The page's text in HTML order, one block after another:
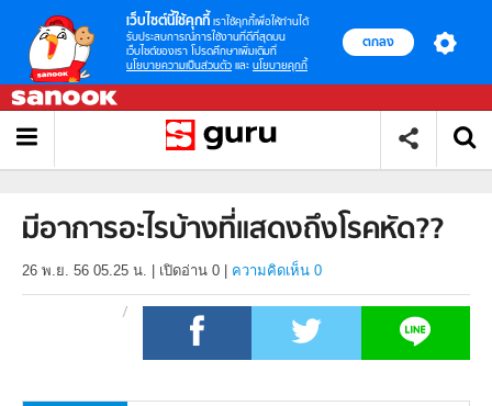
เว็บไซต์นี้ใช้คุกกี้ เราใช้คุกกี้เพื่อให้ท่านได้
รับประสบการณ์การใช้งานที่ดีที่สุดบน
เว็บไซต์ของเรา โปรดศึกษาเพิ่มเติมที่
นโยบายความเป็นส่วนตัว และ นโยบายคุกกี้
ตกลง
มีอาการอะไรบ้างที่แสดงถึงโรคหัด??
26 พ.ย. 56 05.25 น. เปิดอ่าน 0 ความคิดเห็น 0